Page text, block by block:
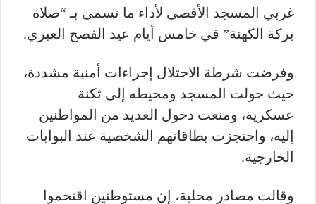
غربي المسجد الأقصى لأداء ما تسمى بـ “صلاة
بركة الكهنة” في خامس أيام عيد الفصح العبري.
وفرضت شرطة الاحتلال إجراءات أمنية مشددة،
حيث حولت المسجد ومحيطه إلى ثكنة
عسكرية، ومنعت دخول العديد من المواطنين
إليه، واحتجزت بطاقاتهم الشخصية عند البوابات
الخارجية.
وقالت مصادر محلية، إن مستوطنين اقتحموا